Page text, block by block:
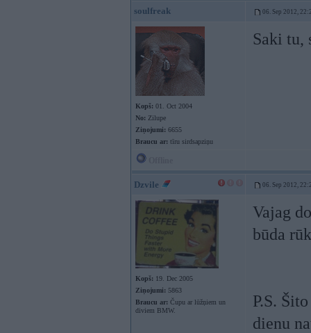
soulfreak 06. Sep 2012,
Kopš: 01. Oct 2004
No: Zilupe
Ziņojumi: 6655
Braucu ar: tīru sirdsapziņu
Saki tu,
Dzvile 06. Sep 2012,
Kopš: 19. Dec 2005
Ziņojumi: 5863
Braucu ar: Čupu ar lūžņiem un
diviem BMW.
Vajag
būda
P.S.
dienu